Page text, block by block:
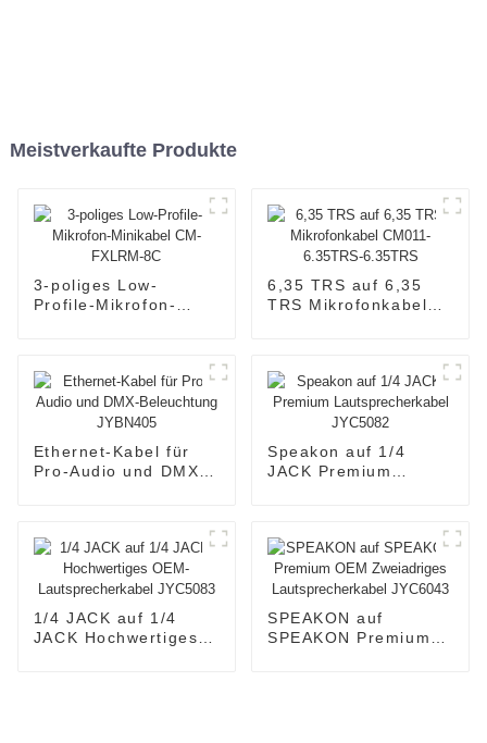
Meistverkaufte Produkte
3-poliges Low-
Profile-Mikrofon-
6,35 TRS auf 6,35
TRS Mikrofonkabel
Ethernet-Kabel für
Pro-Audio und DMX-
Speakon auf 1/4
JACK Premium
1/4 JACK auf 1/4
JACK Hochwertiges
SPEAKON auf
SPEAKON Premium